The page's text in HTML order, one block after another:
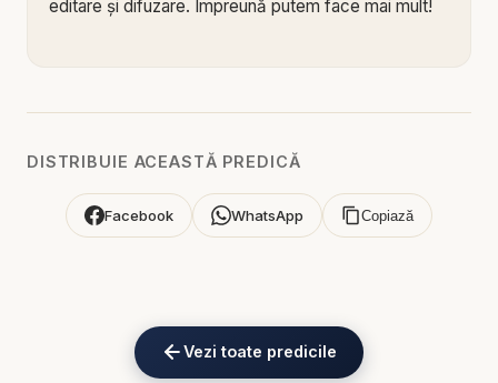
editare și difuzare. Împreună putem face mai mult!
🌐 Sau pe:https://BIBLIAZILNICA.RO
Alătură-te acestui canal pentru a primi acces la
DISTRIBUIE ACEASTĂ PREDICĂ
Facebook WhatsApp Copiază
Vezi toate predicile